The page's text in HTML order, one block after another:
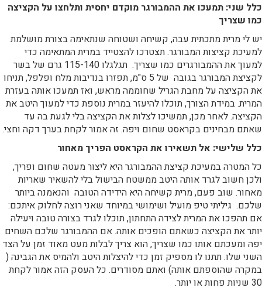
כלל שני: תמעכו את ההמבורגר מוקדם יחסית ותלחצו על הקציצה
כמו שצריך
יש לי מרית מתכתית עבה, קשיחה ושטוחה שנתאימה בצורת מושלמת
למעיכת קציצות המבורגר. תצטרכו להצטייד במרית המתאימה כדי
למעוך את ההמבורגרים כמו שצריך. תגלגלו 115-140 גרם של בשר
לקציצת המבורגר בגובה של 5 ס"מ, תפזרו בנדיבות מלח ופלפל, תניחו
את הקציצה על מחבת הגריל שחוממה מראש, ואז תמעכו אותה בעזרת
המרית. במידת הצורך, תוכלו להיעזר במרית נוספת כדי למעוך היטב את
הקציצה. לאחר מכן, תמשיכו לצלות את הקציצה בלי לגעת בה עד
שאתם מבחינים בקראסט שחום ויפה. זה אמור לקחת בערך דקה וחצי.
כלל שלישי: אל תשאירו את הקראסט הפריך מאחור
כל המטרה במעיכת קציצת ההמבורגר היא ליצור מעטה שחום ופריך,
ולכן חשוב לגרד אותה היטב ממשטח הבישול בלי להשאיר שאריות
מאחור. שוב פעם, מרית קשיחה היא הידידה הטובה והנאמנה ביותר
שלכם. גיליתי טיפ מועיל ושימושי במיוחד שאני רוצה לחלוק איתכם:
אם תהפכו את המרית לצידה התחתון, תוכלו לגרד בצורה טובה ויעילה
יותר את הקציצה כשאתם הופכים אותה. אם ההמבורגר שלכם השחים
יפה ומעכתם אותו כמו שצריך, הוא צריך לבלות מעט מאוד זמן על הצד
השני שלו. תתנו לו מספיק זמן כדי להיצלות היטב ולהמיס את הגבינה (
במקרה שהוספתם אותה) ואתם מסודרים. כל העסק הזה אמור לקחת
30 שניות פחות או יותר.